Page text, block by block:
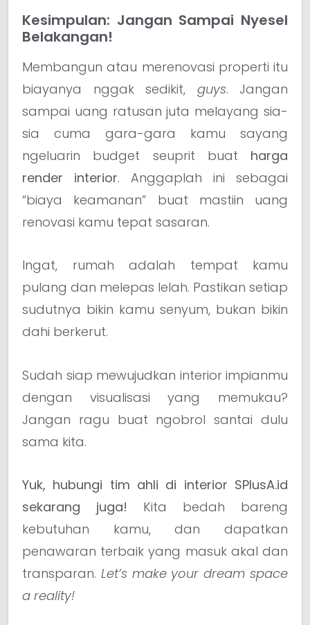
Kesimpulan: Jangan Sampai Nyesel
Belakangan!
Membangun atau merenovasi properti itu
biayanya nggak sedikit, guys. Jangan
sampai uang ratusan juta melayang sia-
sia cuma gara-gara kamu sayang
ngeluarin budget seuprit buat harga
render interior. Anggaplah ini sebagai
“biaya keamanan” buat mastiin uang
renovasi kamu tepat sasaran.
Ingat, rumah adalah tempat kamu
pulang dan melepas lelah. Pastikan setiap
sudutnya bikin kamu senyum, bukan bikin
dahi berkerut.
Sudah siap mewujudkan interior impianmu
dengan visualisasi yang memukau?
Jangan ragu buat ngobrol santai dulu
sama kita.
Yuk, hubungi tim ahli di interior SPlusA.id
sekarang juga! Kita bedah bareng
kebutuhan kamu, dan dapatkan
penawaran terbaik yang masuk akal dan
transparan. Let’s make your dream space
a reality!